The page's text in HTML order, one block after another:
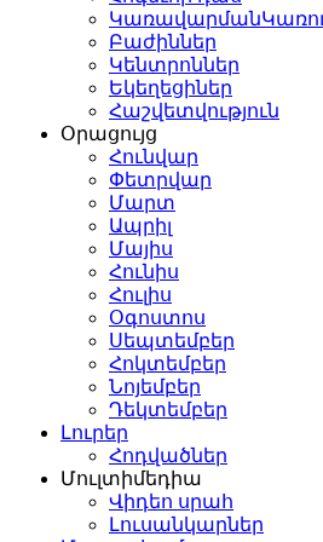
Բաժիններ
Կենտրոններ
Եկեղեցիներ
Հաշվետվություն
Օրացույց
Հունվար
Փետրվար
Մարտ
Ապրիլ
Մայիս
Հունիս
Հուլիս
Օգոստոս
Սեպտեմբեր
Հոկտեմբեր
Նոյեմբեր
Դեկտեմբեր
Լուրեր
Հոդվածներ
Մուլտիմեդիա
Վիդեո սրահ
Լուսանկարներ